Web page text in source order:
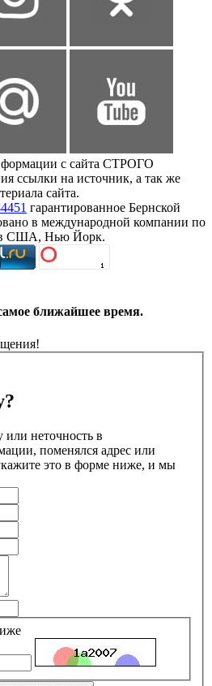
с сайта СТРОГО
ссылки на источник, а так же
сайта.
гарантированное Бернской
в международной компании по
в США, Нью Йорк.
ближайшее время.
неточность в
поменялся адрес или
это в форме ниже, и мы